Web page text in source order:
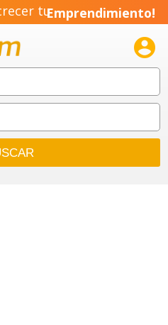
tuEmprendimiento!
